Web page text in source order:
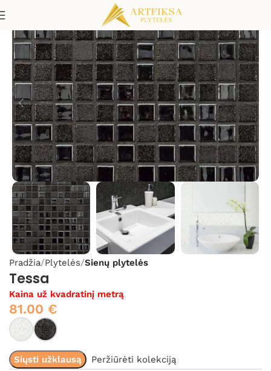
Pradžia Plytelės Sienų plytelės
Tessa
Kaina už kvadratinį metrą
81.00 €
Siųsti užklausą Peržiūrėti kolekciją